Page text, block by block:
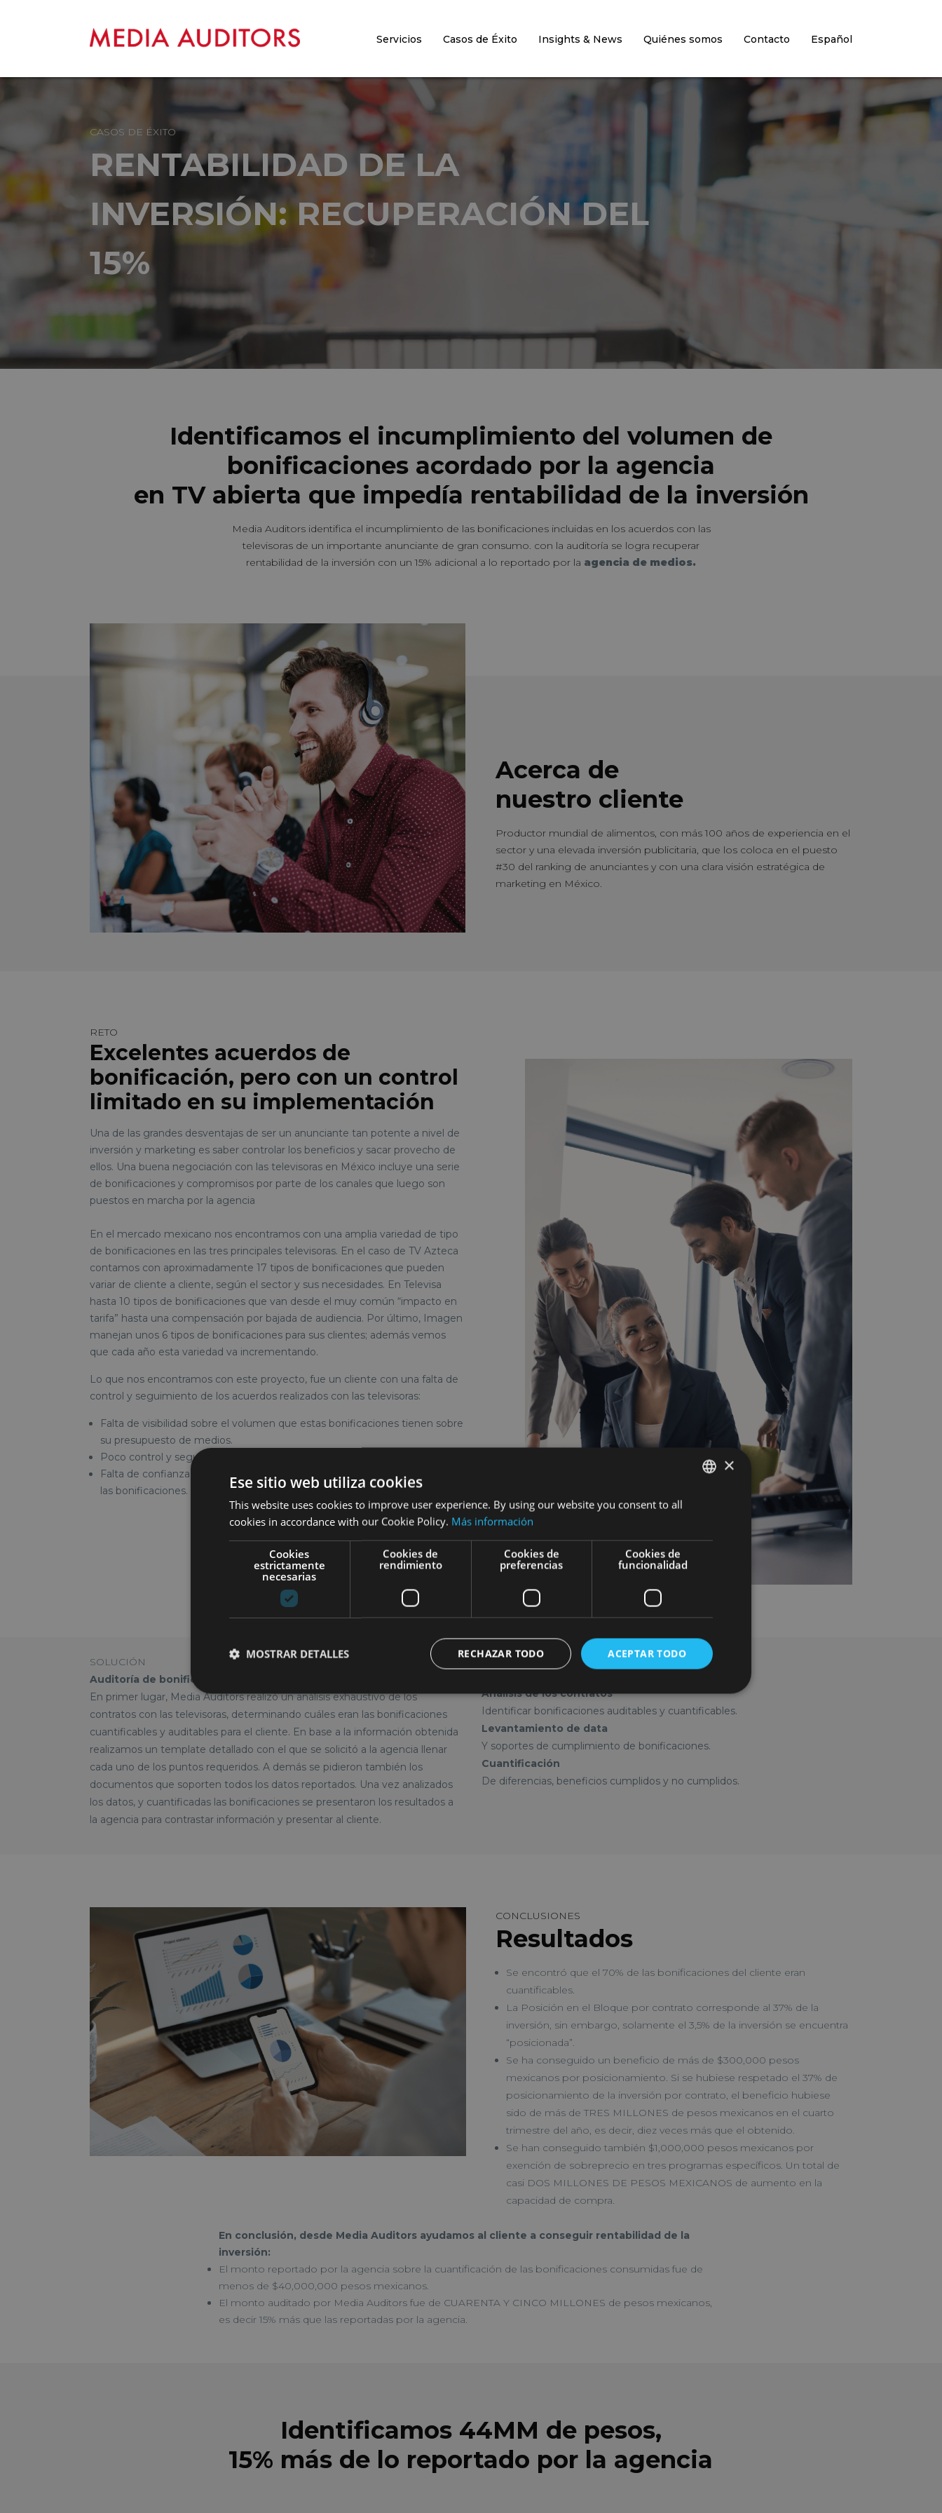
Servicios Casos de Éxito Insights & News Quiénes somos Contacto Español
CASOS DE ÉXITO
RENTABILIDAD DE LA
INVERSIÓN: RECUPERACIÓN DEL
15%
Identificamos el incumplimiento del volumen de
bonificaciones acordado por la agencia
en TV abierta que impedía rentabilidad de la inversión
Media Auditors identifica el incumplimiento de las bonificaciones incluidas en los acuerdos con las
televisoras de un importante anunciante de gran consumo. con la auditoría se logra recuperar
rentabilidad de la inversión con un 15% adicional a lo reportado por la agencia de medios.
Acerca de
nuestro cliente
Productor mundial de alimentos, con más 100 años de experiencia en el
sector y una elevada inversión publicitaria, que los coloca en el puesto
#30 del ranking de anunciantes y con una clara visión estratégica de
marketing en México.
RETO
Excelentes acuerdos de
bonificación, pero con un control
limitado en su implementación
Una de las grandes desventajas de ser un anunciante tan potente a nivel de
inversión y marketing es saber controlar los beneficios y sacar provecho de
ellos. Una buena negociación con las televisoras en México incluye una serie
de bonificaciones y compromisos por parte de los canales que luego son
puestos en marcha por la agencia
En el mercado mexicano nos encontramos con una amplia variedad de tipo
de bonificaciones en las tres principales televisoras. En el caso de TV Azteca
contamos con aproximadamente 17 tipos de bonificaciones que pueden
variar de cliente a cliente, según el sector y sus necesidades. En Televisa
hasta 10 tipos de bonificaciones que van desde el muy común “impacto en
tarifa” hasta una compensación por bajada de audiencia. Por último, Imagen
manejan unos 6 tipos de bonificaciones para sus clientes; además vemos
que cada año esta variedad va incrementando.
Lo que nos encontramos con este proyecto, fue un cliente con una falta de
control y seguimiento de los acuerdos realizados con las televisoras:
Falta de visibilidad sobre el volumen que estas bonificaciones tienen sobre
su presupuesto de medios.
Poco control y seguimiento de cumplimiento de los acuerdos.
Falta de confianza en la agencia sobre los reportes y la cuantificación de
las bonificaciones.
SOLUCIÓN
Auditoría de bonificaciones
En primer lugar, Media Auditors realizó un análisis exhaustivo de los
contratos con las televisoras, determinando cuáles eran las bonificaciones
cuantificables y auditables para el cliente. En base a la información obtenida
realizamos un template detallado con el que se solicitó a la agencia llenar
cada uno de los puntos requeridos. A demás se pidieron también los
documentos que soporten todos los datos reportados. Una vez analizados
los datos, y cuantificadas las bonificaciones se presentaron los resultados a
la agencia para contrastar información y presentar al cliente.
Análisis de los contratos
Identificar bonificaciones auditables y cuantificables.
Levantamiento de data
Y soportes de cumplimiento de bonificaciones.
Cuantificación
De diferencias, beneficios cumplidos y no cumplidos.
CONCLUSIONES
Resultados
Se encontró que el 70% de las bonificaciones del cliente eran
cuantificables.
La Posición en el Bloque por contrato corresponde al 37% de la
inversión, sin embargo, solamente el 3,5% de la inversión se encuentra
“posicionada”.
Se ha conseguido un beneficio de más de $300,000 pesos
mexicanos por posicionamiento. Si se hubiese respetado el 37% de
posicionamiento de la inversión por contrato, el beneficio hubiese
sido de más de TRES MILLONES de pesos mexicanos en el cuarto
trimestre del año, es decir, diez veces más que el obtenido.
Se han conseguido también $1,000,000 pesos mexicanos por
exención de sobreprecio en tres programas específicos. Un total de
casi DOS MILLONES DE PESOS MEXICANOS de aumento en la
capacidad de compra.
En conclusión, desde Media Auditors ayudamos al cliente a conseguir rentabilidad de la
inversión:
El monto reportado por la agencia sobre la cuantificación de las bonificaciones consumidas fue de
menos de $40,000,000 pesos mexicanos.
El monto auditado por Media Auditors fue de CUARENTA Y CINCO MILLONES de pesos mexicanos,
es decir 15% más que las reportadas por la agencia.
Identificamos 44MM de pesos,
15% más de lo reportado por la agencia
×
Ese sitio web utiliza cookies
This website uses cookies to improve user experience. By using our website you consent to all
cookies in accordance with our Cookie Policy. Más información
Cookies
estrictamente
necesarias
Cookies de
rendimiento
Cookies de
preferencias
Cookies de
funcionalidad
ACEPTAR TODO
RECHAZAR TODO
MOSTRAR DETALLES